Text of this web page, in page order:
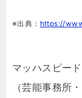
※出典： https://
マッハスピー
（芸能事務所